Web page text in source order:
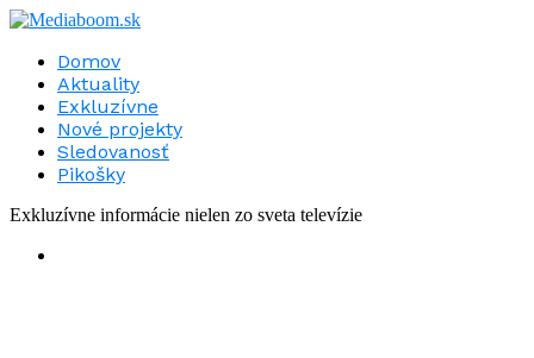
Domov
Aktuality
Exkluzívne
Nové projekty
Sledovanosť
Pikošky
Exkluzívne informácie nielen zo sveta televízie